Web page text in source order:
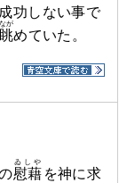
功しない事で
なが
めていた。
慰藉
ゐしや
を神に求